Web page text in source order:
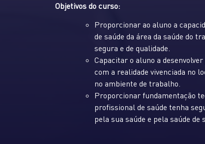
Objetivos do curso:
Proporcionar ao aluno a
de saúde da área da saúde do
segura e de qualidade.
Capacitar o aluno a
com a realidade vivenciada no
no ambiente de trabalho.
Proporcionar fundamentação
profissional de saúde tenha
pela sua saúde e pela saúde